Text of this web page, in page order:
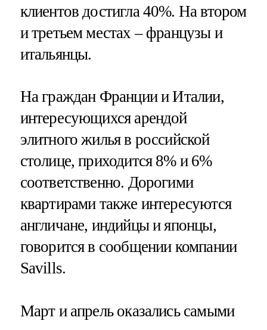
клиентов достигла 40%. На втором
и третьем местах – французы и
итальянцы.
На граждан Франции и Италии,
интересующихся арендой
элитного жилья в российской
столице, приходится 8% и 6%
соответственно. Дорогими
квартирами также интересуются
англичане, индийцы и японцы,
говорится в сообщении компании
Savills.
Март и апрель оказались самыми